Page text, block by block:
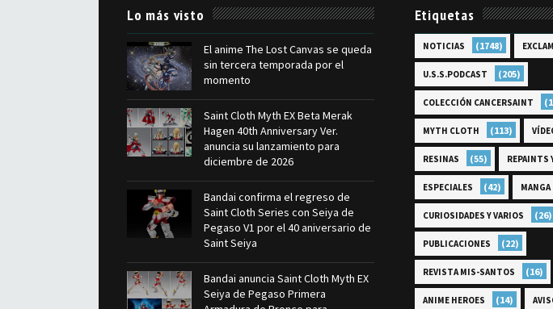
Lo más visto
El anime The Lost Canvas se queda
sin tercera temporada por el
momento
Saint Cloth Myth EX Beta Merak
Hagen 40th Anniversary Ver.
anuncia su lanzamiento para
diciembre de 2026
Bandai confirma el regreso de
Saint Cloth Series con Seiya de
Pegaso V1 por el 40 aniversario de
Saint Seiya
Bandai anuncia Saint Cloth Myth EX
Seiya de Pegaso Primera
Etiquetas
NOTICIAS (1748)
U.S.S.PODCAST (205)
COLECCIÓN CANCERSAINT
MYTH CLOTH (113)
RESINAS (55) REPAINTS
ESPECIALES (42) MANGA
CURIOSIDADES Y VARIOS (26)
PUBLICACIONES (22)
REVISTA MIS-SANTOS (16)
ANIME HEROES (14)